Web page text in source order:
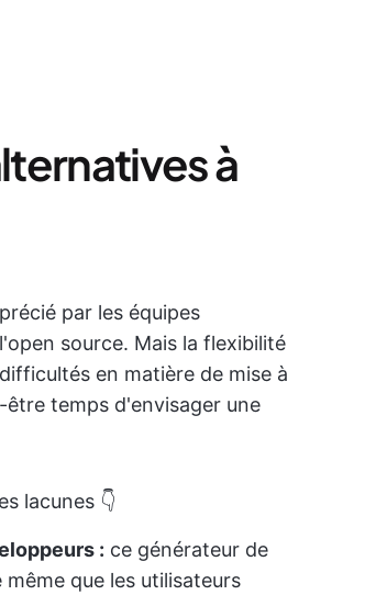
à
par les équipes
source. Mais la flexibilité
en matière de mise à
temps d'envisager une
lacunes 👇
: ce générateur de
que les utilisateurs